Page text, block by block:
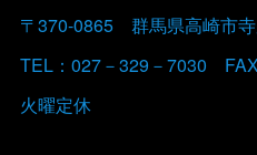
〒370-0865 群馬県高崎市寺
TEL：027－329－7030
火曜定休